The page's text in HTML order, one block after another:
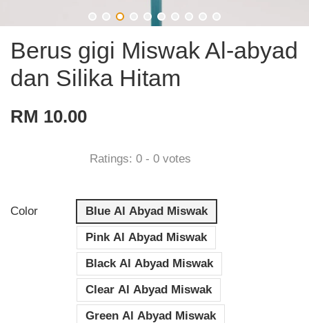
Berus gigi Miswak Al-abyad
dan Silika Hitam
RM 10.00
Ratings: 0 - 0 votes
Color
Blue Al Abyad Miswak
Pink Al Abyad Miswak
Black Al Abyad Miswak
Clear Al Abyad Miswak
Green Al Abyad Miswak